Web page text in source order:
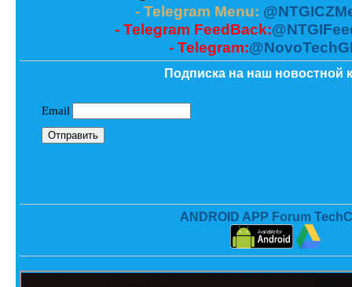
- Telegram Menu:
- Telegram FeedBack:
- Telegram:
Подписка на наш новостной
ANDROID APP Forum